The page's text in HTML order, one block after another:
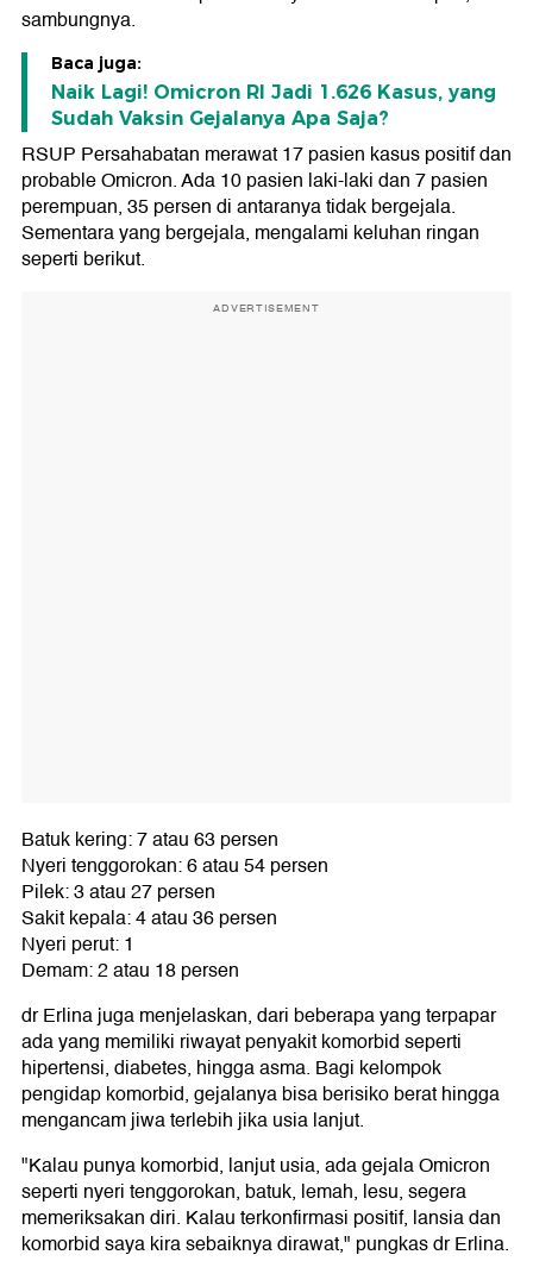
sambungnya.
Baca juga:
Naik Lagi! Omicron RI Jadi 1.626 Kasus, yang
Sudah Vaksin Gejalanya Apa Saja?
RSUP Persahabatan merawat 17 pasien kasus positif dan
probable Omicron. Ada 10 pasien laki-laki dan 7 pasien
perempuan, 35 persen di antaranya tidak bergejala.
Sementara yang bergejala, mengalami keluhan ringan
seperti berikut.
ADVERTISEMENT
Batuk kering: 7 atau 63 persen
Nyeri tenggorokan: 6 atau 54 persen
Pilek: 3 atau 27 persen
Sakit kepala: 4 atau 36 persen
Nyeri perut: 1
Demam: 2 atau 18 persen
dr Erlina juga menjelaskan, dari beberapa yang terpapar
ada yang memiliki riwayat penyakit komorbid seperti
hipertensi, diabetes, hingga asma. Bagi kelompok
pengidap komorbid, gejalanya bisa berisiko berat hingga
mengancam jiwa terlebih jika usia lanjut.
"Kalau punya komorbid, lanjut usia, ada gejala Omicron
seperti nyeri tenggorokan, batuk, lemah, lesu, segera
memeriksakan diri. Kalau terkonfirmasi positif, lansia dan
komorbid saya kira sebaiknya dirawat," pungkas dr Erlina.